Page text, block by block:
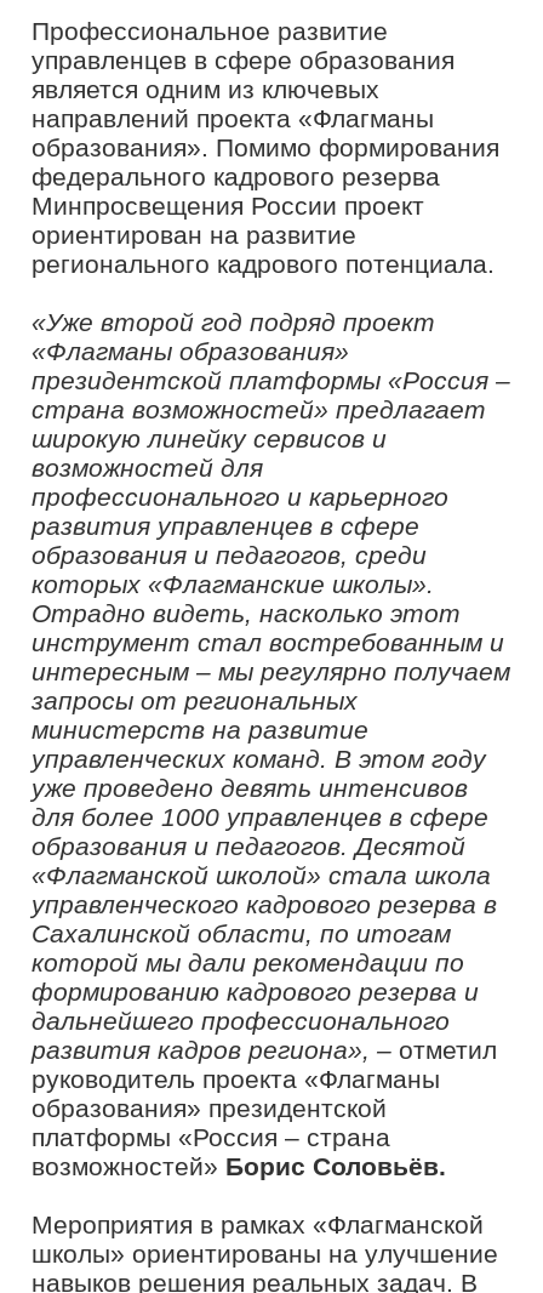
образования» президентской
платформы «Россия – страна
возможностей»
Борис Соловьёв.
Мероприятия в рамках «Флагманской
школы» ориентированы на улучшение
навыков решения реальных задач. В
первом такте участники в формате
дебатов обсуждали актуальные
вопросы в сфере образования. Второе
испытание проходило в формате
иммерсионной игры, в рамках которой
основанное на реальном кейсе в
сфере образования. Предложить
управленческое решение по
улучшению ситуации в системе
образования региона необходимо
было в третьем такте.
Помимо конкурсных испытаний
состоялась просветительская
программа от экспертов сообщества
«Созвездие флагманов образования»
и от партнеров проекта «Флагманы
образования». На лекции
«Трансформация государственного
управления»Евгений Аверьянов,
директор Центра профессионального
развития государственных служащих
ВШГУ РАНХиГС рассказал про
важность и особое внимание в
подготовке управленческих кадров на
федеральном уровне. Качественная
подготовка специалистов в сфере
образования является основой для
создания эффективной и устойчивой
системы управления, способной
отвечать на вызовы времени. Эксперт
отметил, что нужно уделять особое
внимание формированию навыков
стратегического мышления, лидерства
и способности к инновациям у
руководителей.
«Президентская академия активно
сотрудничает с проектом
«Флагманы образования» не первый
год по различным направлениям.
Наши эксперты выступают в
«Образовательном марафоне»,
проводят лекции федерального
проекта. Прошлогодний финал для
управленцев в сфере образования и
педагогов прошел на площадке